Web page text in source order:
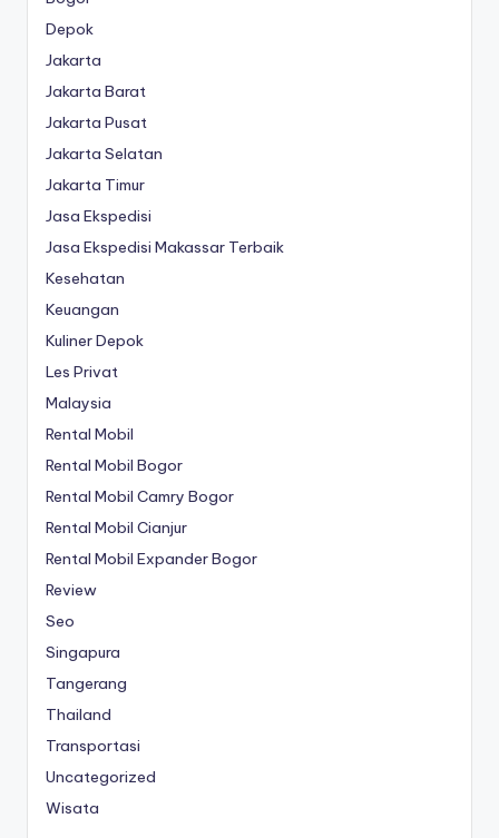
Depok
Jakarta
Jakarta Barat
Jakarta Pusat
Jakarta Selatan
Jakarta Timur
Jasa Ekspedisi
Jasa Ekspedisi Makassar Terbaik
Kesehatan
Keuangan
Kuliner Depok
Les Privat
Malaysia
Rental Mobil
Rental Mobil Bogor
Rental Mobil Camry Bogor
Rental Mobil Cianjur
Rental Mobil Expander Bogor
Review
Seo
Singapura
Tangerang
Thailand
Transportasi
Uncategorized
Wisata